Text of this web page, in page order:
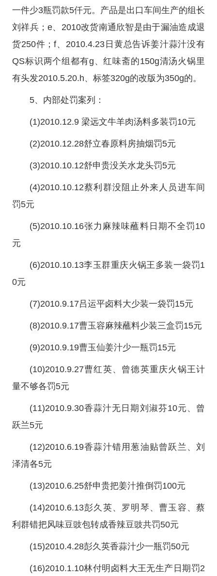
一件少3瓶罚款5仟元。产品是出口车间生产的组长
刘祥兵；e、2010改货南通欣智是由于漏油造成退
货250件；f、2010.4.23日黄总告诉姜汁蒜汁没有
QS标识两个组都有g、红味斋的150g清汤火锅里
有头发2010.5.20.h、标签320g的改版为350g的。
5、内部处罚案列：
(1)2010.12.9 梁远文牛羊肉汤料多装罚10元
(2)2010.12.28舒立春原料房抽烟罚5元
(3)2010.10.12舒申贵没关水龙头罚5元
(4)2010.10.12蔡利群没阻止外来人员进车间
罚5元
(5)2010.10.16张力麻辣味蘸料日期不全罚10
元
(6)2010.10.13李玉群重庆火锅王多装一袋罚1
0元
(7)2010.9.17吕运平卤料大少装一袋罚15元
(8)2010.9.17曹玉容麻辣蘸料少装三盒罚15元
(9)2010.9.19曹玉仙姜汁少一瓶罚15元
(10)2010.9.27曹红英、曾德英重庆火锅王计
量不够各罚5元
(11)2010.9.30香蒜汁无日期刘淑芬10元、曾
跃兰5元
(12)2010.6.19香蒜汁错用葱油贴曾跃兰、刘
泽清各5元
(13)2010.6.25舒申贵把姜汁推倒罚100元
(14)2010.6.13彭久英、罗明琴、曹玉容、蔡
利群错把风味豆豉包转成香辣豆豉共罚50元
(15)2010.4.28彭久英香蒜汁少一瓶罚50元
(16)2010.1.10林付明卤料大王无生产日期罚2